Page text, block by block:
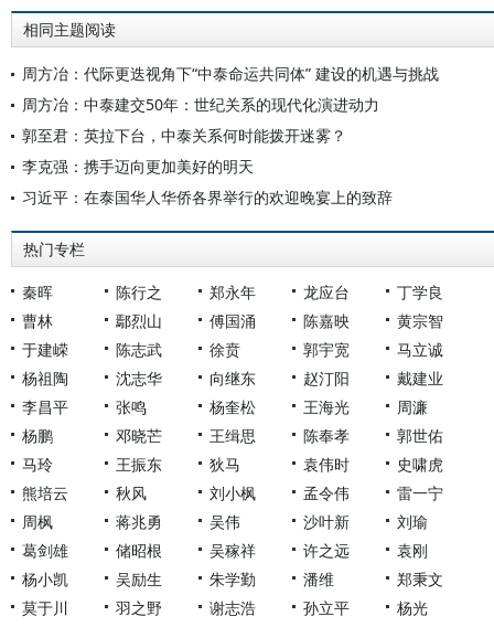
相同主题阅读
周方冶：代际更迭视角下“中泰命运共同体” 建设的机遇与挑战
周方冶：中泰建交50年：世纪关系的现代化演进动力
郭至君：英拉下台，中泰关系何时能拨开迷雾？
李克强：携手迈向更加美好的明天
习近平：在泰国华人华侨各界举行的欢迎晚宴上的致辞
热门专栏
秦晖 陈行之 郑永年 龙应台
丁学良
曹林
鄢烈山 傅国涌 陈嘉映
黄宗智
于建嵘
陈志武 徐贲 郭宇宽
马立诚
杨祖陶
沈志华 向继东 赵汀阳
戴建业
李昌平
张鸣 杨奎松 王海光
周濂
杨鹏
邓晓芒 王缉思 陈奉孝
郭世佑
马玲
王振东 狄马 袁伟时
史啸虎
熊培云
秋风 刘小枫 孟令伟
雷一宁
周枫
蒋兆勇 吴伟 沙叶新
刘瑜
葛剑雄
储昭根 吴稼祥 许之远
袁刚
杨小凯
吴励生 朱学勤 潘维
郑秉文
莫于川
羽之野 谢志浩 孙立平 杨光